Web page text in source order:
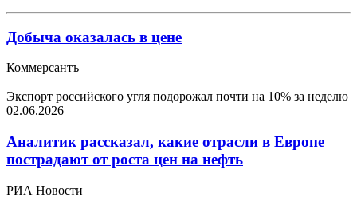
Добыча оказалась в цене
Коммерсантъ
Экспорт российского угля подорожал почти на 10% за неделю
02.06.2026
Аналитик рассказал, какие отрасли в Европе
пострадают от роста цен на нефть
РИА Новости